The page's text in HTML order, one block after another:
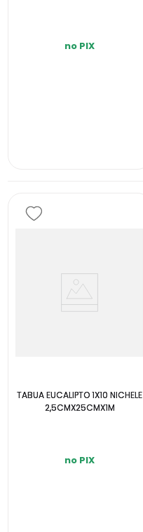
no PIX
TABUA EUCALIPTO 1X10 NICHELE
2,5CMX25CMX1M
no PIX